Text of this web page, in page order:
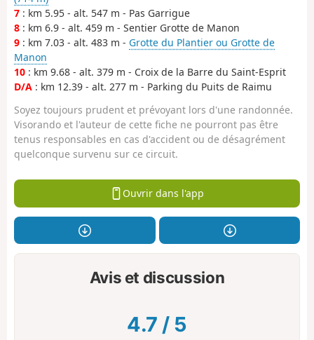
7 : km 5.95 - alt. 547 m - Pas Garrigue
8 : km 6.9 - alt. 459 m - Sentier Grotte de Manon
9 : km 7.03 - alt. 483 m - Grotte du Plantier ou Grotte de
Manon
10 : km 9.68 - alt. 379 m - Croix de la Barre du Saint-Esprit
D/A : km 12.39 - alt. 277 m - Parking du Puits de Raimu
Soyez toujours prudent et prévoyant lors d'une randonnée.
Visorando et l'auteur de cette fiche ne pourront pas être
tenus responsables en cas d'accident ou de désagrément
quelconque survenu sur ce circuit.
Ouvrir dans l'app
Avis et discussion
4.7 / 5